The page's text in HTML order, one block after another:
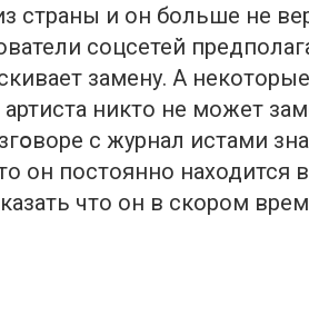
страны и он больше не
соцсетей
замену. А некоторые
никто не может
с журнал истами
он постоянно находится
что он в скором